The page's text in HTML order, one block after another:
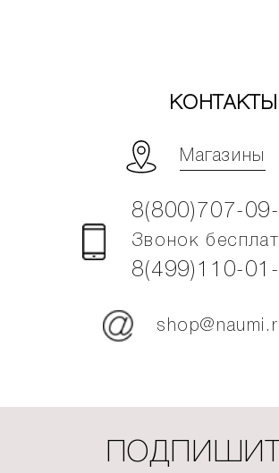
КОНТАКТЫ
Магазины
8(800)707-09-
Звонок
8(499)110-